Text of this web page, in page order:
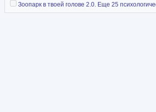
Зоопарк в твоей голове 2.0. Еще 25